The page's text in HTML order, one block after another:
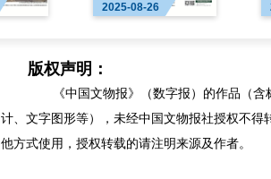
2025-08-26
版权声明：
《中国文物报》（数字报）的作品（含
计、文字图形等），未经中国文物报社授权不得
他方式使用，授权转载的请注明来源及作者。